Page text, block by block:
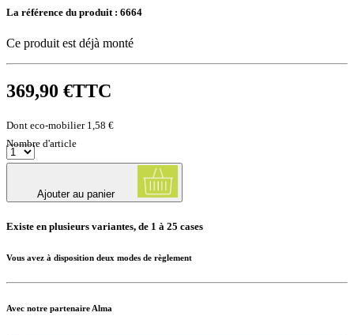
La référence du produit : 6664
Ce produit est déjà monté
369,90 €TTC
Dont eco-mobilier 1,58 €
Nombre d'article
Ajouter au panier
Existe en plusieurs variantes, de 1 à 25 cases
Vous avez à disposition deux modes de règlement
Avec notre partenaire Alma